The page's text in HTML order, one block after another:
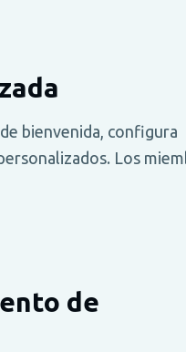
bienvenida, configura
Los
de